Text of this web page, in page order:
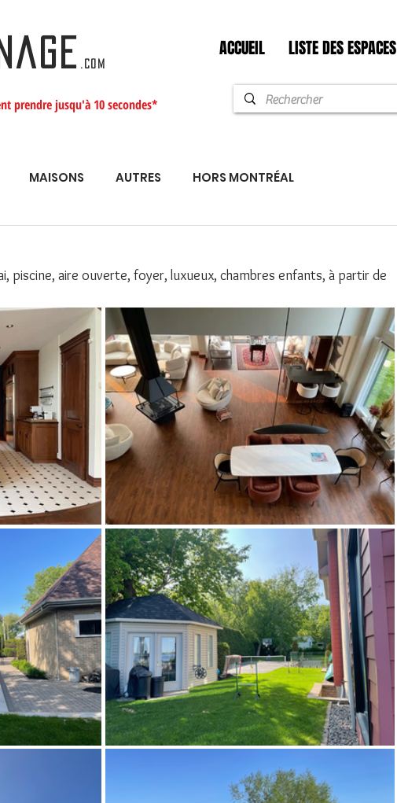
.com
ACCUEIL LISTE DES ESPACES
prendre jusqu'à 10 secondes*
MAISONS AUTRES HORS MONTRÉAL
piscine, aire ouverte, foyer, luxueux, chambres enfants, à partir de